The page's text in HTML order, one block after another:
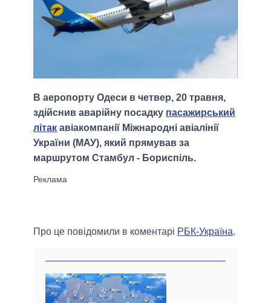
В аеропорту Одеси в четвер, 20 травня,
здійснив аварійну посадку пасажирський
літак авіакомпанії Міжнародні авіалінії
України (МАУ), який прямував за
маршрутом Стамбул - Бориспіль.
Про це повідомили в коментарі РБК-Україна.